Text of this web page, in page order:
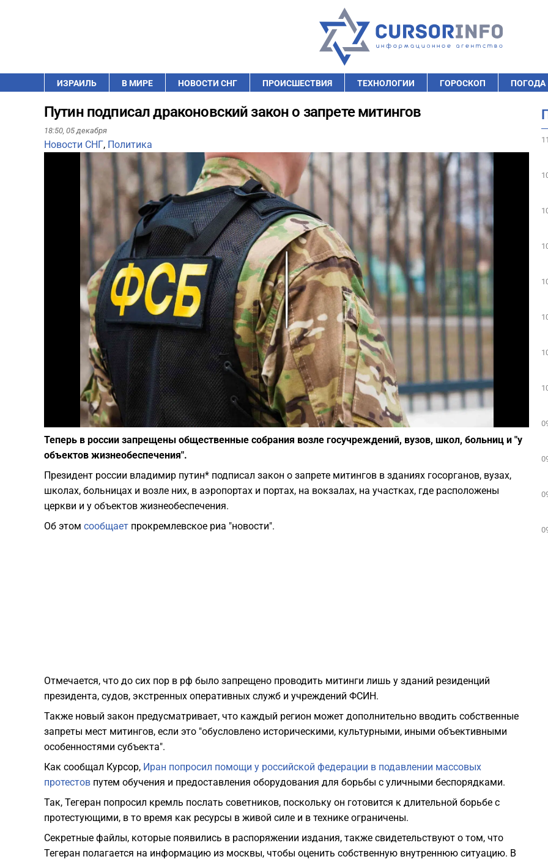
ИЗРАИЛЬ В МИРЕ НОВОСТИ СНГ ПРОИСШЕСТВИЯ ТЕХНОЛОГИИ ГОРОСКОП ПОГОДА
Путин подписал драконовский закон о запрете митингов
18:50, 05 декабря
Новости СНГ, Политика
Play
Фото: depositphotos.com
Теперь в россии запрещены общественные собрания возле госучреждений, вузов, школ, больниц и "у
объектов жизнеобеспечения".
Президент россии владимир путин* подписал закон о запрете митингов в зданиях госорганов, вузах,
школах, больницах и возле них, в аэропортах и портах, на вокзалах, на участках, где расположены
церкви и у объектов жизнеобеспечения.
Об этом сообщает прокремлевское риа "новости".
Отмечается, что до сих пор в рф было запрещено проводить митинги лишь у зданий резиденций
президента, судов, экстренных оперативных служб и учреждений ФСИН.
Также новый закон предусматривает, что каждый регион может дополнительно вводить собственные
запреты мест митингов, если это "обусловлено историческими, культурными, иными объективными
особенностями субъекта".
Как сообщал Курсор, Иран попросил помощи у российской федерации в подавлении массовых
протестов путем обучения и предоставления оборудования для борьбы с уличными беспорядками.
Так, Тегеран попросил кремль послать советников, поскольку он готовится к длительной борьбе с
протестующими, в то время как ресурсы в живой силе и в технике ограничены.
Секретные файлы, которые появились в распоряжении издания, также свидетельствуют о том, что
Тегеран полагается на информацию из москвы, чтобы оценить собственную внутреннюю ситуацию. В